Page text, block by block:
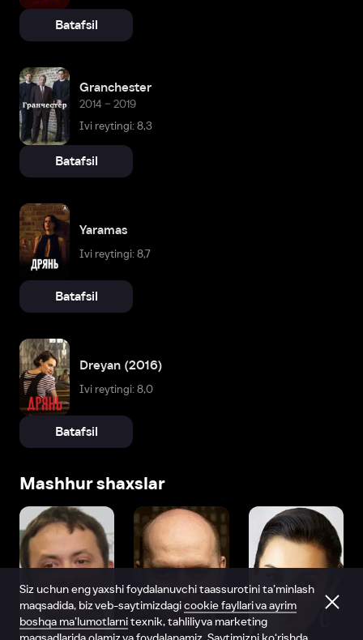
Batafsil
Granchester
2014 – 2019
Ivi reytingi: 8,3
Batafsil
Yaramas
Ivi reytingi: 8,7
Batafsil
Dreyan (2016)
Ivi reytingi: 8,0
Batafsil
Mashhur shaxslar
Siz uchun eng yaxshi foydalanuvchi taassurotini ta’minlash
maqsadida, biz veb-saytimizdagicookie fayllari va ayrim
boshqa ma’lumotlarnitexnik, tahliliy va marketing